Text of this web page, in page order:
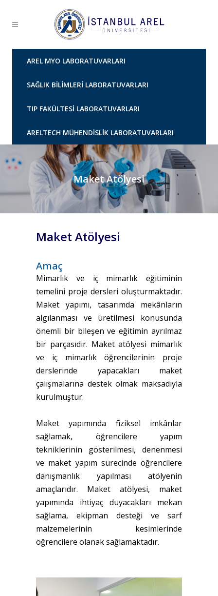
AREL MYO LABORATUVARLARI
SAĞLIK BILIMLERI LABORATUVARLARI
TIP FAKÜLTESI LABORATUVARLARI
ARELTECH MÜHENDISLIK LABORATUVARLARI
Maket Atölyesi
Maket Atölyesi
Amaç
Mimarlık ve iç mimarlık eğitiminin
temelini proje dersleri oluşturmaktadır.
Maket yapımı, tasarımda mekânların
algılanması ve üretilmesi konusunda
önemli bir bileşen ve eğitimin ayrılmaz
bir parçasıdır. Maket atölyesi mimarlık
ve iç mimarlık öğrencilerinin proje
derslerinde yapacakları maket
çalışmalarına destek olmak maksadıyla
kurulmuştur.
Maket yapımında fiziksel imkânlar
sağlamak, öğrencilere yapım
tekniklerinin gösterilmesi, denenmesi
ve maket yapım sürecinde öğrencilere
danışmanlık yapılması atölyenin
amaçlarıdır. Maket atölyesi, maket
yapımında ihtiyaç duyacakları mekan
sağlama, ekipman desteği ve sarf
malzemelerinin kesimlerinde
öğrencilere olanak sağlamaktadır.